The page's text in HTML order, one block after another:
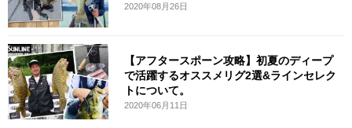
2020年08月26日
【アフタースポーン攻略】初夏のディープ
で活躍するオススメリグ2選&ラインセレク
トについて。
2020年06月11日